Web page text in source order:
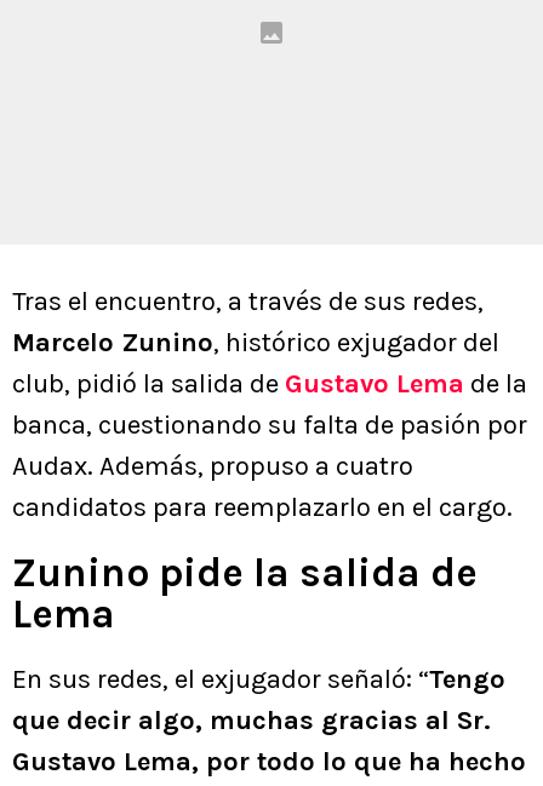
Tras el encuentro, a través de sus redes,
Marcelo Zunino, histórico exjugador del
club, pidió la salida de Gustavo Lema de la
banca, cuestionando su falta de pasión por
Audax. Además, propuso a cuatro
candidatos para reemplazarlo en el cargo.
Zunino pide la salida de
Lema
En sus redes, el exjugador señaló: “Tengo
que decir algo, muchas gracias al Sr.
Gustavo Lema, por todo lo que ha hecho